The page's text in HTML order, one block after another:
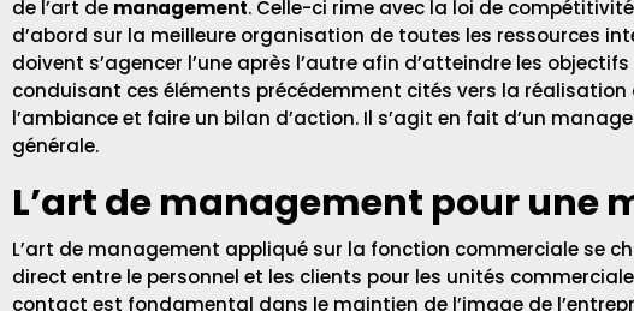
de l’art de management. Celle-ci rime avec la loi de
d’abord sur la meilleure organisation de toutes les ressources
doivent s’agencer l’une après l’autre afin d’atteindre les
conduisant ces éléments précédemment cités vers la
l’ambiance et faire un bilan d’action. Il s’agit en fait d’un
générale.
L’art de management pour une
L’art de management appliqué sur la fonction commerciale se
direct entre le personnel et les clients pour les unités
contact est fondamental dans le maintien de l’image de